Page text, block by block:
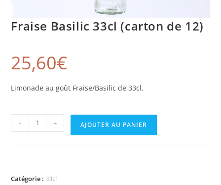
Fraise Basilic 33cl (carton de 12)
25,60€
Limonade au goût Fraise/Basilic de 33cl.
- + AJOUTER AU PANIER
Catégorie : 33cl